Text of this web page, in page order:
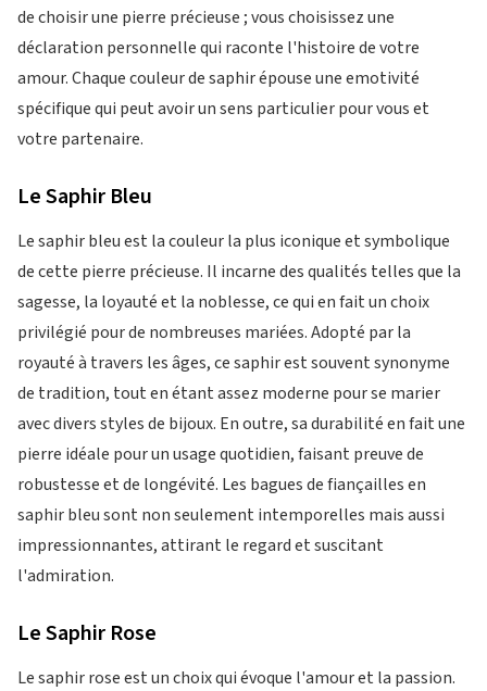
de choisir une pierre précieuse ; vous choisissez une
déclaration personnelle qui raconte l'histoire de votre
amour. Chaque couleur de saphir épouse une emotivité
spécifique qui peut avoir un sens particulier pour vous et
votre partenaire.
Le Saphir Bleu
Le saphir bleu est la couleur la plus iconique et symbolique
de cette pierre précieuse. Il incarne des qualités telles que la
sagesse, la loyauté et la noblesse, ce qui en fait un choix
privilégié pour de nombreuses mariées. Adopté par la
royauté à travers les âges, ce saphir est souvent synonyme
de tradition, tout en étant assez moderne pour se marier
avec divers styles de bijoux. En outre, sa durabilité en fait une
pierre idéale pour un usage quotidien, faisant preuve de
robustesse et de longévité. Les bagues de fiançailles en
saphir bleu sont non seulement intemporelles mais aussi
impressionnantes, attirant le regard et suscitant
l'admiration.
Le Saphir Rose
Le saphir rose est un choix qui évoque l'amour et la passion.